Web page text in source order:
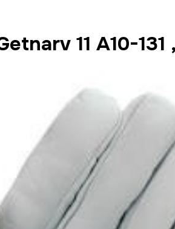
11 A10-